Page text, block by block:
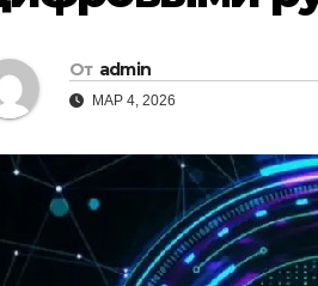
От admin
МАР 4, 2026